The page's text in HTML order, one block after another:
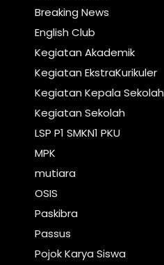
Breaking News
English Club
Kegiatan Akademik
Kegiatan EkstraKurikuler
Kegiatan Kepala Sekolah
Kegiatan Sekolah
LSP P1 SMKN1 PKU
MPK
mutiara
OSIS
Paskibra
Passus
Pojok Karya Siswa